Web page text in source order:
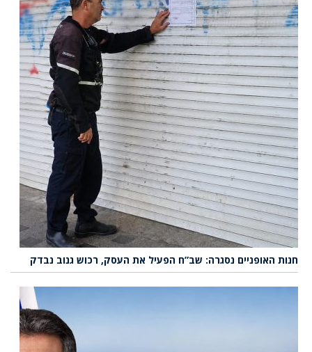
חנות האופניים נסגרה: שב”ח הפעיל את העסק, רכוש גנוב נבדק